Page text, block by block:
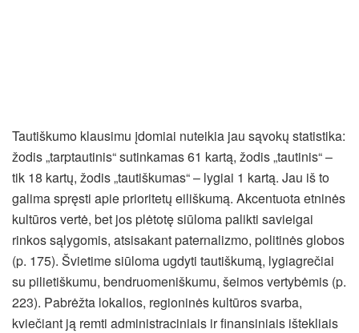
Tautiškumo klausimu įdomiai nuteikia jau sąvokų statistika:
žodis „tarptautinis“ sutinkamas 61 kartą, žodis „tautinis“ –
tik 18 kartų, žodis „tautiškumas“ – lygiai 1 kartą. Jau iš to
galima spręsti apie prioritetų eiliškumą. Akcentuota etninės
kultūros vertė, bet jos plėtotę siūloma palikti savieigai
rinkos sąlygomis, atsisakant paternalizmo, politinės globos
(p. 175). Švietime siūloma ugdyti tautiškumą, lygiagrečiai
su pilietiškumu, bendruomeniškumu, šeimos vertybėmis (p.
223). Pabrėžta lokalios, regioninės kultūros svarba,
kviečiant ją remti administraciniais ir finansiniais ištekliais